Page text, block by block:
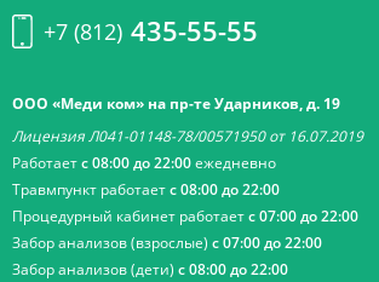
+7 (812) 435-55-55
ООО «Меди ком» на пр-те Ударников, д. 19
Лицензия Л041-01148-78/00571950 от 16.07.2019
Работаетс 08:00 до 22:00ежедневно
Травмпункт работаетс 08:00 до 22:00
Процедурный кабинет работаетс 07:00 до 22:00
Забор анализов (взрослые) с 07:00 до 22:00
Забор анализов (дети) с 08:00 до 22:00